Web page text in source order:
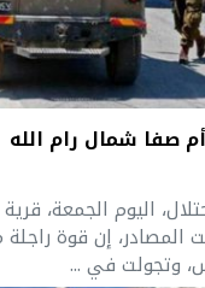
صفا شمال رام الله
اليوم الجمعة،
المصادر، إن قوة
وتجولت في ...